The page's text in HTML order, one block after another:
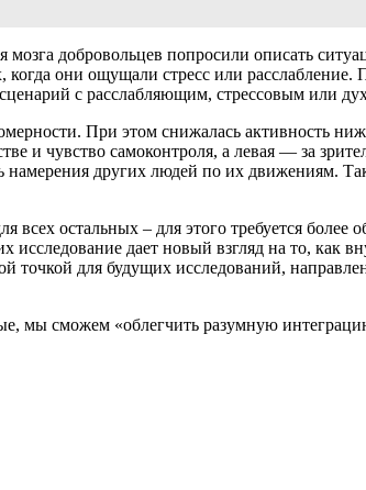
мозга добровольцев попросили описать
они ощущали стресс или расслабление.
с расслабляющим, стрессовым или
При этом снижалась активность
и чувство самоконтроля, а левая — за
других людей по их движениям.
всех остальных – для этого требуется более
дает новый взгляд на то, как
точкой для будущих исследований,
мы сможем «облегчить разумную